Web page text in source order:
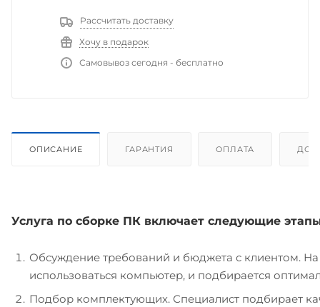
Рассчитать доставку
Хочу в подарок
Самовывоз сегодня - бесплатно
ОПИСАНИЕ ГАРАНТИЯ ОПЛАТА
Услуга по сборке ПК включает следующие
Обсуждение требований и бюджета с клиентом.
использоваться компьютер, и подбирается
Подбор комплектующих. Специалист подбирает